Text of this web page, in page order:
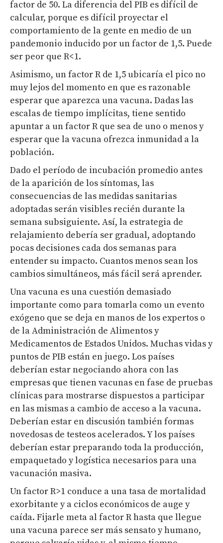
factor de 50. La diferencia del PIB es difícil de
calcular, porque es difícil proyectar el
comportamiento de la gente en medio de un
pandemonio inducido por un factor de 1,5. Puede
ser peor que R<1.
Asimismo, un factor R de 1,5 ubicaría el pico no
muy lejos del momento en que es razonable
esperar que aparezca una vacuna. Dadas las
escalas de tiempo implícitas, tiene sentido
apuntar a un factor R que sea de uno o menos y
esperar que la vacuna ofrezca inmunidad a la
población.
Dado el período de incubación promedio antes
de la aparición de los síntomas, las
consecuencias de las medidas sanitarias
adoptadas serán visibles recién durante la
semana subsiguiente. Así, la estrategia de
relajamiento debería ser gradual, adoptando
pocas decisiones cada dos semanas para
entender su impacto. Cuantos menos sean los
cambios simultáneos, más fácil será aprender.
Una vacuna es una cuestión demasiado
importante como para tomarla como un evento
exógeno que se deja en manos de los expertos o
de la Administración de Alimentos y
Medicamentos de Estados Unidos. Muchas vidas y
puntos de PIB están en juego. Los países
deberían estar negociando ahora con las
empresas que tienen vacunas en fase de pruebas
clínicas para mostrarse dispuestos a participar
en las mismas a cambio de acceso a la vacuna.
Deberían estar en discusión también formas
novedosas de testeos acelerados. Y los países
deberían estar preparando toda la producción,
empaquetado y logística necesarios para una
vacunación masiva.
Un factor R>1 conduce a una tasa de mortalidad
exorbitante y a ciclos económicos de auge y
caída. Fijarle meta al factor R hasta que llegue
una vacuna parece ser más sensato y humano,